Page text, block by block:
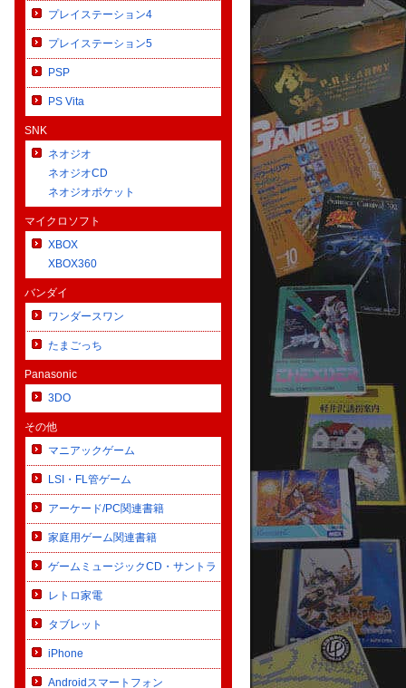
プレイステーション4
プレイステーション5
PSP
PS Vita
SNK
ネオジオ
ネオジオCD
ネオジオポケット
マイクロソフト
XBOX
XBOX360
バンダイ
ワンダースワン
たまごっち
Panasonic
3DO
その他
マニアックゲーム
LSI・FL管ゲーム
アーケード/PC関連書籍
家庭用ゲーム関連書籍
ゲームミュージックCD・サントラ
レトロ家電
タブレット
iPhone
Androidスマートフォン